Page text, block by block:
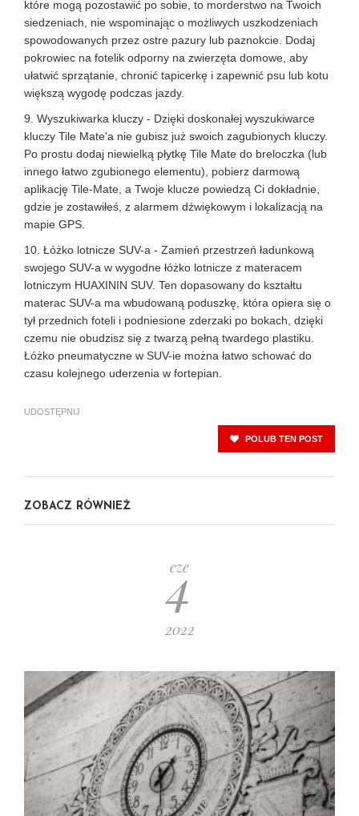
które mogą pozostawić po sobie, to morderstwo na Twoich
siedzeniach, nie wspominając o możliwych uszkodzeniach
spowodowanych przez ostre pazury lub paznokcie. Dodaj
pokrowiec na fotelik odporny na zwierzęta domowe, aby
ułatwić sprzątanie, chronić tapicerkę i zapewnić psu lub kotu
większą wygodę podczas jazdy.
9. Wyszukiwarka kluczy - Dzięki doskonałej wyszukiwarce
kluczy Tile Mate'a nie gubisz już swoich zagubionych kluczy.
Po prostu dodaj niewielką płytkę Tile Mate do breloczka (lub
innego łatwo zgubionego elementu), pobierz darmową
aplikację Tile-Mate, a Twoje klucze powiedzą Ci dokładnie,
gdzie je zostawiłeś, z alarmem dźwiękowym i lokalizacją na
mapie GPS.
10. Łóżko lotnicze SUV-a - Zamień przestrzeń ładunkową
swojego SUV-a w wygodne łóżko lotnicze z materacem
lotniczym HUAXININ SUV. Ten dopasowany do kształtu
materac SUV-a ma wbudowaną poduszkę, która opiera się o
tył przednich foteli i podniesione zderzaki po bokach, dzięki
czemu nie obudzisz się z twarzą pełną twardego plastiku.
Łóżko pneumatyczne w SUV-ie można łatwo schować do
czasu kolejnego uderzenia w fortepian.
UDOSTĘPNIJ
POLUB TEN POST
ZOBACZ RÓWNIEŻ
cze
4
2022